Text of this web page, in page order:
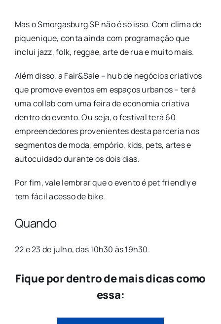
Mas o Smorgasburg SP não é só isso. Com clima de
piquenique, conta ainda com programação que
inclui jazz, folk, reggae, arte de rua e muito mais.
Além disso, a Fair&Sale – hub de negócios criativos
que promove eventos em espaços urbanos – terá
uma collab com uma feira de economia criativa
dentro do evento. Ou seja, o festival terá 60
empreendedores provenientes desta parceria nos
segmentos de moda, empório, kids, pets, artes e
autocuidado durante os dois dias.
Por fim, vale lembrar que o evento é pet friendly e
tem fácil acesso de bike.
Quando
22 e 23 de julho, das 10h30 às 19h30.
Fique por dentro de mais dicas como
essa: